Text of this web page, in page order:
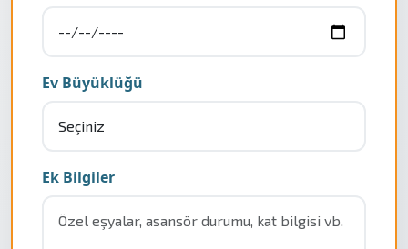
Ev Büyüklüğü
Ek Bilgiler